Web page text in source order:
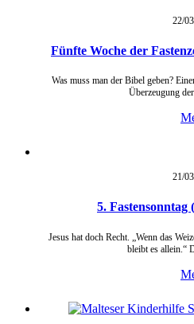
22/
Fünfte Woche der
Was muss man der Bibel geben?
Überzeugung
21/
5. Fastensonntag
Jesus hat doch Recht. „Wenn das
bleibt es allein.“